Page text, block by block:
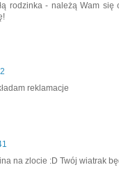
rodzinka - należą Wam
reklamacje
na zlocie :D Twój wiatrak